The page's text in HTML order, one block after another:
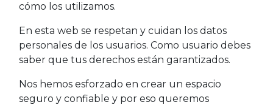
cómo los utilizamos.
En esta web se respetan y cuidan los datos
personales de los usuarios. Como usuario debes
saber que tus derechos están garantizados.
Nos hemos esforzado en crear un espacio
seguro y confiable y por eso queremos